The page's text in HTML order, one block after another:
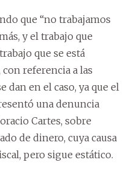
que “no trabajamos
y el trabajo que
que se está
referencia a las
dan en el caso, ya que el
una denuncia
Cartes, sobre
de dinero, cuya causa
pero sigue estático.